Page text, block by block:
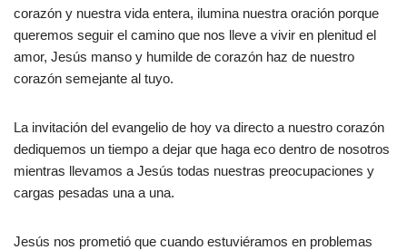
corazón y nuestra vida entera, ilumina nuestra oración porque
queremos seguir el camino que nos lleve a vivir en plenitud el
amor, Jesús manso y humilde de corazón haz de nuestro
corazón semejante al tuyo.
La invitación del evangelio de hoy va directo a nuestro corazón
dediquemos un tiempo a dejar que haga eco dentro de nosotros
mientras llevamos a Jesús todas nuestras preocupaciones y
cargas pesadas una a una.
Jesús nos prometió que cuando estuviéramos en problemas